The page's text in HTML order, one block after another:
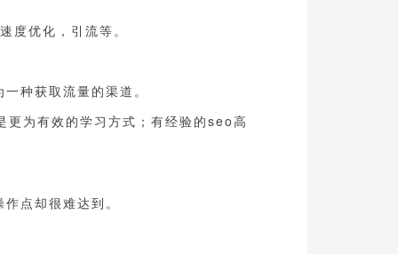
度优化，引流等。
种获取流量的渠道。
为有效的学习方式；有经验的seo高
点却很难达到。